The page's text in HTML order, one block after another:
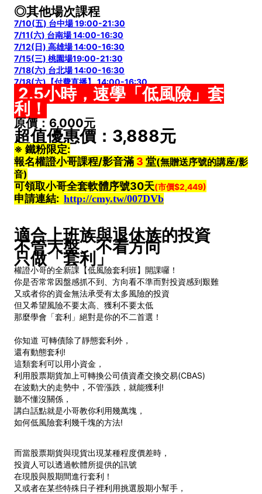
◎其他場次課程
7/10(五) 台中場 19:00-21:30
7/11(六) 台南場 14:00-16:30
7/12(日) 高雄場 14:00-16:30
7/15(三) 桃園場19:00-21:30
7/18(六) 台北場 14:00-16:30
7/18(六)【付費直播】 14:00-16:30
2.5小時，速學「低風險」套
利！
原價：6,000元
超值優惠價：3,888元
※ 鐵粉限定:
報名權證小哥課程/影音滿 3 堂(無贈送序號的講座/影
音)
可領取小哥全套軟體序號30天(市價$2,449)
申請連結: http://cmy.tw/007DVb
適合上班族與退休族的投資
不管大盤、不看方向
只做「套利」
權證小哥的全新課【低風險套利班】開課囉！
你是否常常因盤感抓不到、方向看不準而對投資感到艱難
又或者你的資金無法承受有太多風險的投資
但又希望風險不要太高、獲利不要太低
那麼學會「套利」絕對是你的不二首選！
你知道 可轉債除了靜態套利外，
還有動態套利!
這類套利可以用小資金，
利用股票期貨加上可轉換公司債資產交換交易(CBAS)
在波動大的走勢中，不管漲跌，就能獲利!
聽不懂沒關係，
講白話點就是小哥教你利用幾萬塊，
如何低風險套利幾千塊的方法!
而當股票期貨與現貨出現某種程度價差時，
投資人可以透過軟體所提供的訊號
在現股與股期間進行套利！
又或者在某些特殊日子裡利用挑選股期小幫手，